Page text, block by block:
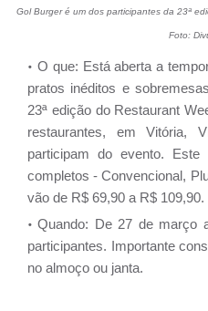
Gol Burger é um dos participantes da 23ª
Foto:
O que: Está aberta a
pratos inéditos e
23ª edição do Restaurant
restaurantes, em Vitória,
participam do evento.
completos - Convencional,
vão de R$ 69,90 a R$ 109,90.
Quando: De 27 de março
participantes. Importante
no almoço ou janta.